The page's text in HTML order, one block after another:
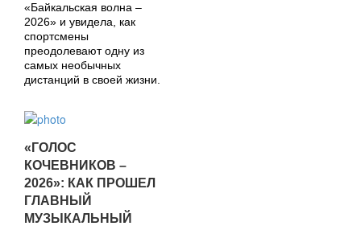
«Байкальская волна –
2026» и увидела, как
спортсмены
преодолевают одну из
самых необычных
дистанций в своей жизни.
«ГОЛОС
КОЧЕВНИКОВ –
2026»: КАК ПРОШЕЛ
ГЛАВНЫЙ
МУЗЫКАЛЬНЫЙ